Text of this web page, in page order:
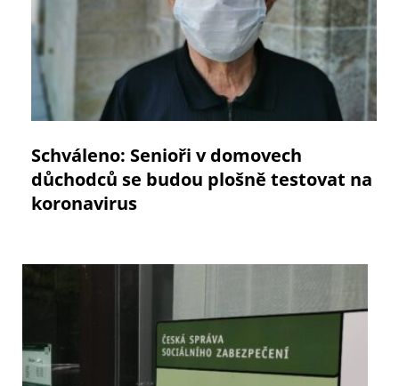
Schváleno: Senioři v domovech
důchodců se budou plošně testovat na
koronavirus